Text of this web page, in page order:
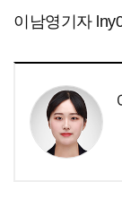
이남영기자